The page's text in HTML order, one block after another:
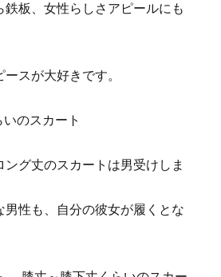
鉄板、女性らしさアピールにも
スが大好きです。
のスカート
グ丈のスカートは男受けしま
男性も、自分の彼女が履くとな